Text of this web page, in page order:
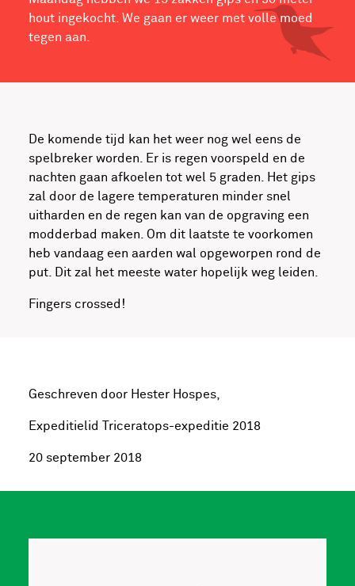
hout ingekocht. We gaan er weer met volle moed
tegen aan.
De komende tijd kan het weer nog wel eens de
spelbreker worden. Er is regen voorspeld en de
nachten gaan afkoelen tot wel 5 graden. Het gips
zal door de lagere temperaturen minder snel
uitharden en de regen kan van de opgraving een
modderbad maken. Om dit laatste te voorkomen
heb vandaag een aarden wal opgeworpen rond de
put. Dit zal het meeste water hopelijk weg leiden.
Fingers crossed!
Geschreven door Hester Hospes,
Expeditielid Triceratops-expeditie 2018
20 september 2018